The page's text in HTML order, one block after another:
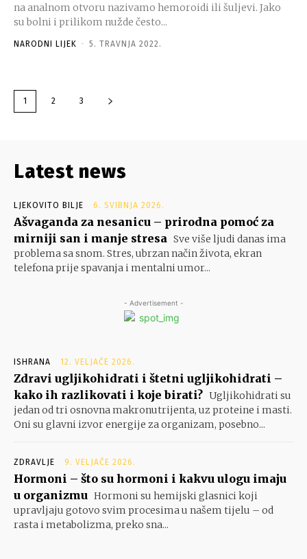
na analnom otvoru nazivamo hemoroidi ili šuljevi. Jako
su bolni i prilikom nužde često...
NARODNI LIJEK - 5. TRAVNJA 2022.
1 2 3
Latest news
LJEKOVITO BILJE 6. SVIBNJA 2026.
Ašvaganda za nesanicu – prirodna pomoć za
mirniji san i manje stresa Sve više ljudi danas ima
problema sa snom. Stres, ubrzan način života, ekran
telefona prije spavanja i mentalni umor...
- Advertisement -
ISHRANA 12. VELJAČE 2026.
Zdravi ugljikohidrati i štetni ugljikohidrati –
kako ih razlikovati i koje birati? Ugljikohidrati su
jedan od tri osnovna makronutrijenta, uz proteine i masti.
Oni su glavni izvor energije za organizam, posebno...
ZDRAVLJE 9. VELJAČE 2026.
Hormoni – što su hormoni i kakvu ulogu imaju
u organizmu Hormoni su hemijski glasnici koji
upravljaju gotovo svim procesima u našem tijelu – od
rasta i metabolizma, preko sna...